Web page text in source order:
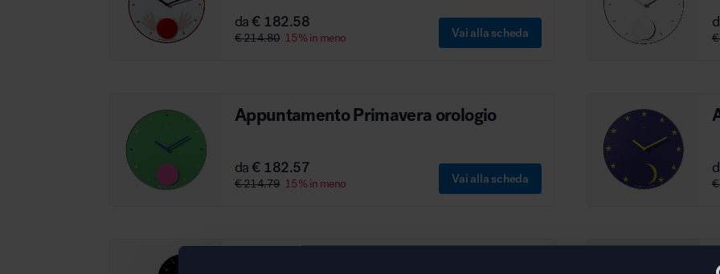
da€ 182.58
€ 214.80 15% in meno Vai alla scheda
Appuntamento Primavera orologio
da€ 182.57
€ 214.79 15% in meno Vai alla scheda